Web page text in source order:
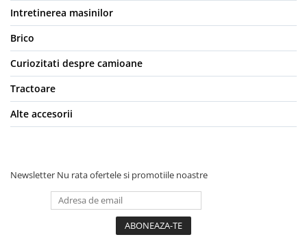
Cabluri Auto Spiralate
Cabluri Multifilare Auto
Comutatoare si intrerupatoare
auto
Conectori Cabluri si Izolatie Auto
Instalatii Electrice pentru Remorci
Instalatii Electrice Proiectoare
Prize bricheta & USB
Prize, stechere si mufe auto
Conectori instalatii electrice auto,
Intretinerea masinilor
Brico
Curiozitati despre camioane
Tractoare
Alte accesorii
Newsletter Nu rata ofertele si promotiile noastre